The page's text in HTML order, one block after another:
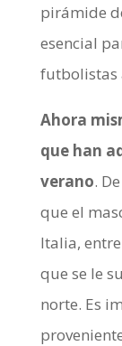
pirámide
esencial
futbolistas
Ahora
que han
verano.
que el
Italia,
que se le
norte. Es